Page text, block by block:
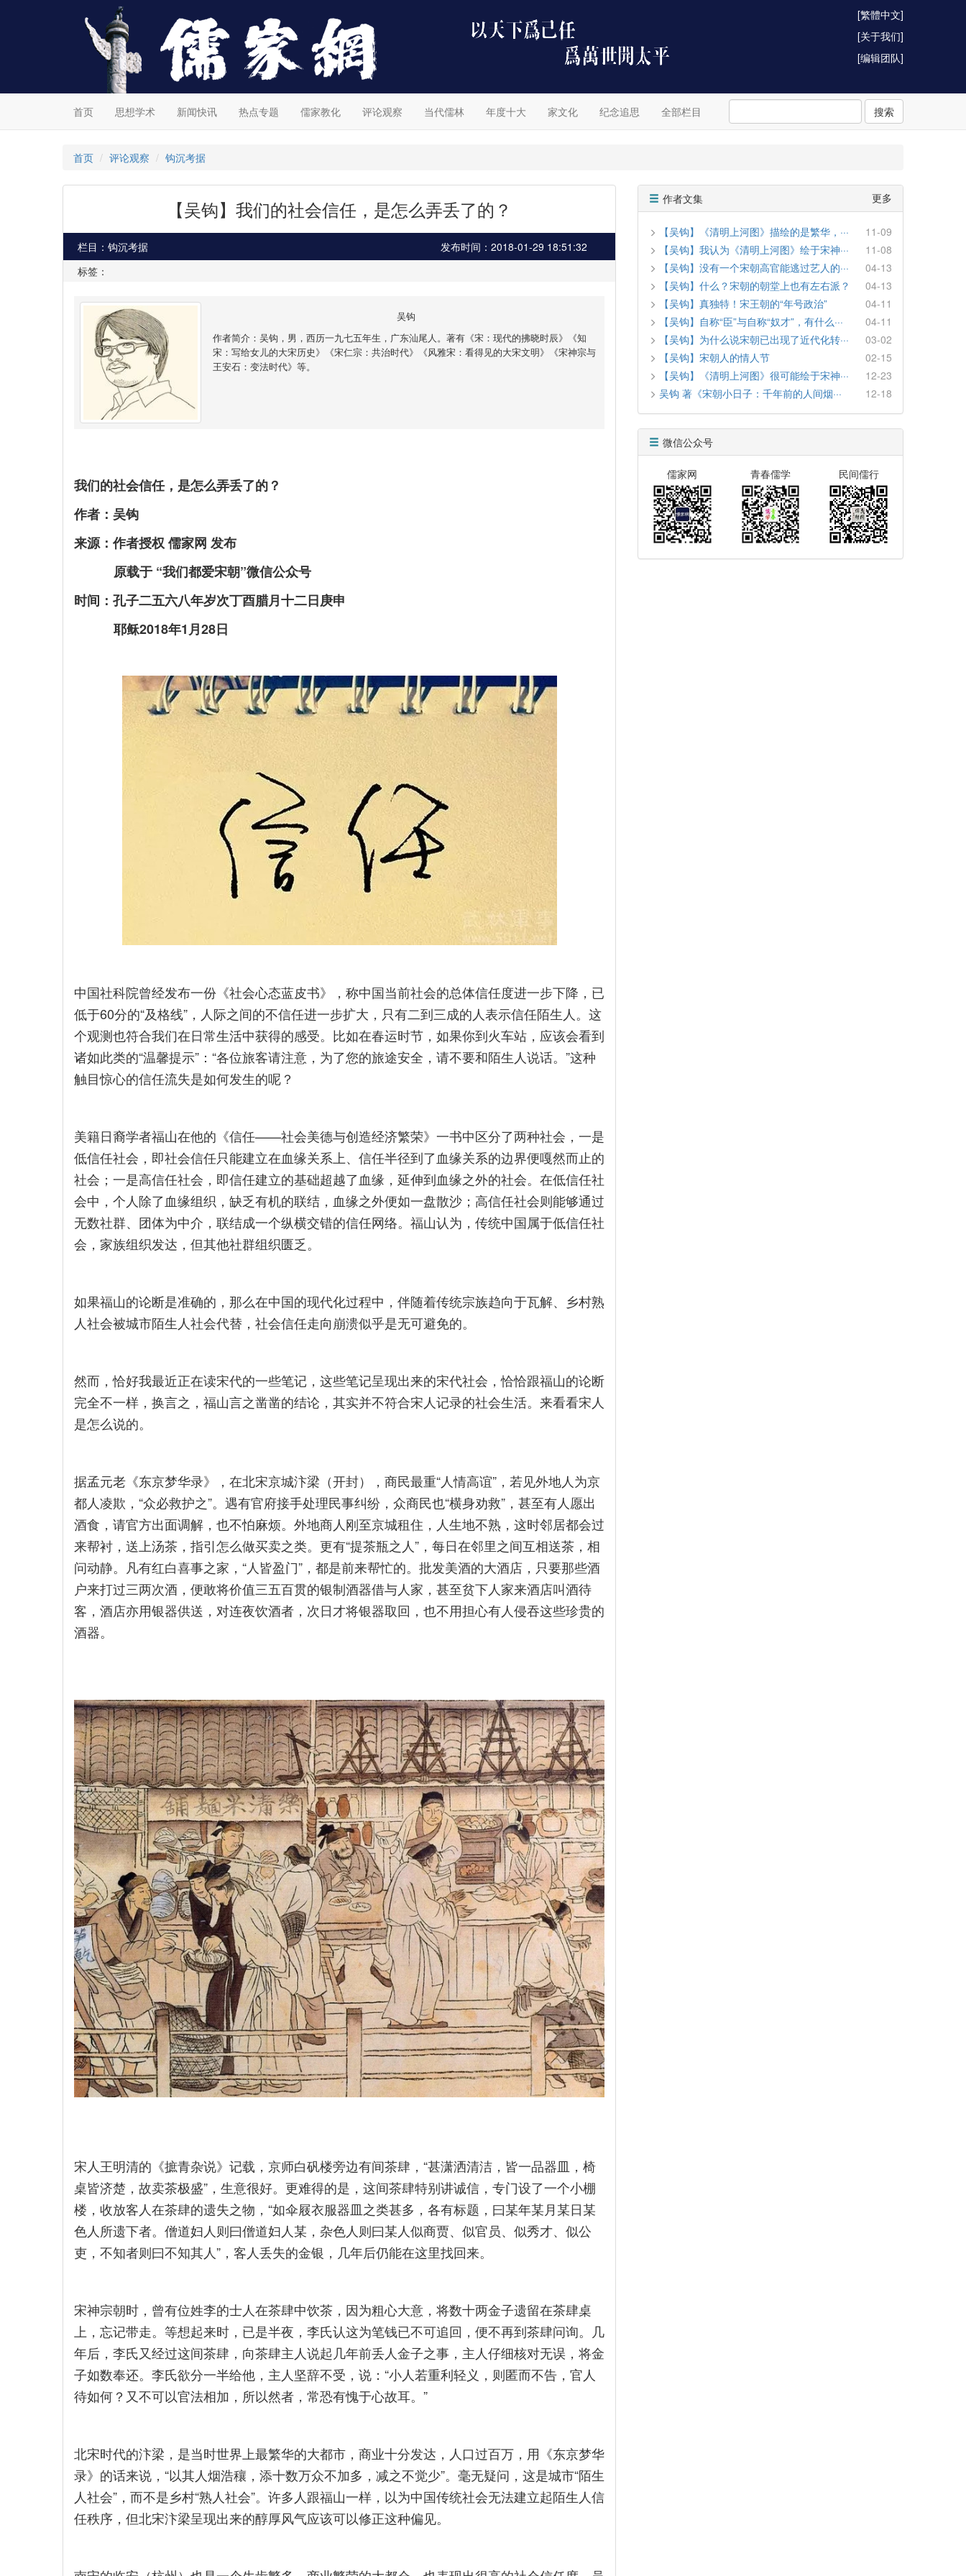
[繁體中文]
[关于我们]
[编辑团队]
首页 思想学术 新闻快讯 热点专题 儒家教化 评论观察 当代儒林 年度十大 家文化 纪念追思 全部栏目 搜索
首页 评论观察 钩沉考据
【吴钩】我们的社会信任，是怎么弄丢了的？
栏目：钩沉考据
发布时间：2018-01-29 18:51:32
标签：
吴钩
作者简介：吴钩，男，西历一九七五年生，广东汕尾人。著有《宋：现代的拂晓时辰》《知
宋：写给女儿的大宋历史》《宋仁宗：共治时代》《风雅宋：看得见的大宋文明》《宋神宗与
王安石：变法时代》等。
我们的社会信任，是怎么弄丢了的？
作者：吴钩
来源：作者授权 儒家网 发布
原载于 “我们都爱宋朝”微信公众号
时间：孔子二五六八年岁次丁酉腊月十二日庚申
耶稣2018年1月28日
中国社科院曾经发布一份《社会心态蓝皮书》，称中国当前社会的总体信任度进一步下降，已
低于60分的“及格线”，人际之间的不信任进一步扩大，只有二到三成的人表示信任陌生人。这
个观测也符合我们在日常生活中获得的感受。比如在春运时节，如果你到火车站，应该会看到
诸如此类的“温馨提示”：“各位旅客请注意，为了您的旅途安全，请不要和陌生人说话。”这种
触目惊心的信任流失是如何发生的呢？
美籍日裔学者福山在他的《信任——社会美德与创造经济繁荣》一书中区分了两种社会，一是
低信任社会，即社会信任只能建立在血缘关系上、信任半径到了血缘关系的边界便嘎然而止的
社会；一是高信任社会，即信任建立的基础超越了血缘，延伸到血缘之外的社会。在低信任社
会中，个人除了血缘组织，缺乏有机的联结，血缘之外便如一盘散沙；高信任社会则能够通过
无数社群、团体为中介，联结成一个纵横交错的信任网络。福山认为，传统中国属于低信任社
会，家族组织发达，但其他社群组织匮乏。
如果福山的论断是准确的，那么在中国的现代化过程中，伴随着传统宗族趋向于瓦解、乡村熟
人社会被城市陌生人社会代替，社会信任走向崩溃似乎是无可避免的。
然而，恰好我最近正在读宋代的一些笔记，这些笔记呈现出来的宋代社会，恰恰跟福山的论断
完全不一样，换言之，福山言之凿凿的结论，其实并不符合宋人记录的社会生活。来看看宋人
是怎么说的。
据孟元老《东京梦华录》，在北宋京城汴梁（开封），商民最重“人情高谊”，若见外地人为京
都人凌欺，“众必救护之”。遇有官府接手处理民事纠纷，众商民也“横身劝救”，甚至有人愿出
酒食，请官方出面调解，也不怕麻烦。外地商人刚至京城租住，人生地不熟，这时邻居都会过
来帮衬，送上汤茶，指引怎么做买卖之类。更有“提茶瓶之人”，每日在邻里之间互相送茶，相
问动静。凡有红白喜事之家，“人皆盈门”，都是前来帮忙的。批发美酒的大酒店，只要那些酒
户来打过三两次酒，便敢将价值三五百贯的银制酒器借与人家，甚至贫下人家来酒店叫酒待
客，酒店亦用银器供送，对连夜饮酒者，次日才将银器取回，也不用担心有人侵吞这些珍贵的
酒器。
宋人王明清的《摭青杂说》记载，京师白矾楼旁边有间茶肆，“甚潇洒清洁，皆一品器皿，椅
桌皆济楚，故卖茶极盛”，生意很好。更难得的是，这间茶肆特别讲诚信，专门设了一个小棚
楼，收放客人在茶肆的遗失之物，“如伞屐衣服器皿之类甚多，各有标题，曰某年某月某日某
色人所遗下者。僧道妇人则曰僧道妇人某，杂色人则曰某人似商贾、似官员、似秀才、似公
吏，不知者则曰不知其人”，客人丢失的金银，几年后仍能在这里找回来。
宋神宗朝时，曾有位姓李的士人在茶肆中饮茶，因为粗心大意，将数十两金子遗留在茶肆桌
上，忘记带走。等想起来时，已是半夜，李氏认这为笔钱已不可追回，便不再到茶肆问询。几
年后，李氏又经过这间茶肆，向茶肆主人说起几年前丢人金子之事，主人仔细核对无误，将金
子如数奉还。李氏欲分一半给他，主人坚辞不受，说：“小人若重利轻义，则匿而不告，官人
待如何？又不可以官法相加，所以然者，常恐有愧于心故耳。”
北宋时代的汴梁，是当时世界上最繁华的大都市，商业十分发达，人口过百万，用《东京梦华
录》的话来说，“以其人烟浩穰，添十数万众不加多，减之不觉少”。毫无疑问，这是城市“陌生
人社会”，而不是乡村“熟人社会”。许多人跟福山一样，以为中国传统社会无法建立起陌生人信
任秩序，但北宋汴梁呈现出来的醇厚风气应该可以修正这种偏见。
作者文集 更多
【吴钩】《清明上河图》描绘的是繁华，···
11-09
【吴钩】我认为《清明上河图》绘于宋神···
11-08
【吴钩】没有一个宋朝高官能逃过艺人的···
04-13
【吴钩】什么？宋朝的朝堂上也有左右派？
04-13
【吴钩】真独特！宋王朝的“年号政治”
04-11
【吴钩】自称“臣”与自称“奴才”，有什么···
04-11
【吴钩】为什么说宋朝已出现了近代化转···
03-02
【吴钩】宋朝人的情人节
02-15
【吴钩】《清明上河图》很可能绘于宋神···
12-23
吴钩 著《宋朝小日子：千年前的人间烟···
12-18
微信公众号
儒家网 青春儒学 民间儒行